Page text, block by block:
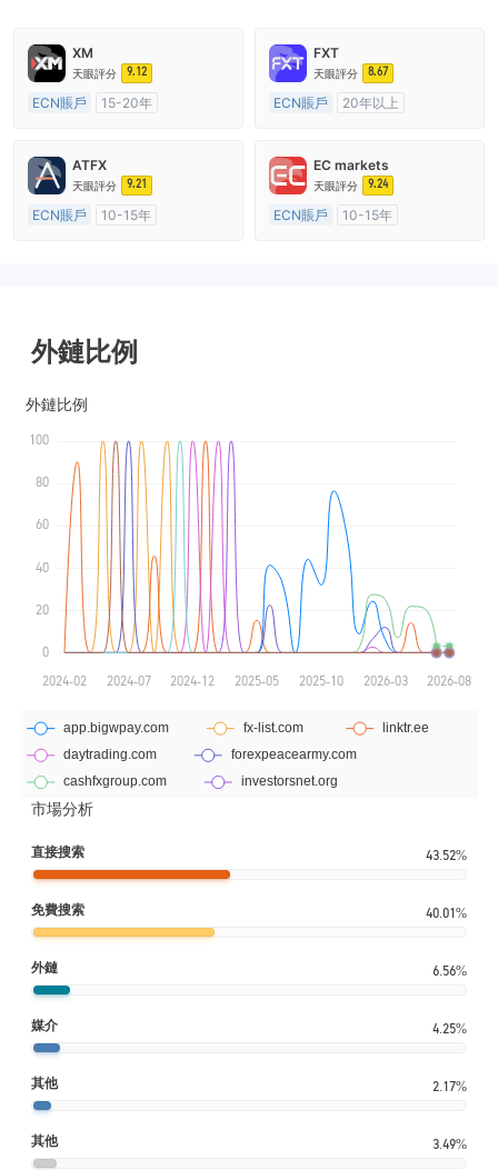
XM
天眼評分 9.12
ECN賬戶
15-20年
主標MT4
FXT
天眼評分 8.67
ECN賬戶
20年以上
主標MT4
ATFX
天眼評分 9.21
ECN賬戶
10-15年
EC markets
天眼評分 9.24
ECN賬戶
10-15年
外鏈比例
市場分析
直接搜索 43.52%
免費搜索 40.01%
外鏈 6.56%
媒介 4.25%
其他 2.17%
其他 3.49%